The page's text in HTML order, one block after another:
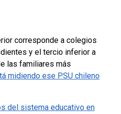
corresponde a colegios
y el tercio inferior a
las familiares más
midiendo ese PSU chileno
del sistema educativo en